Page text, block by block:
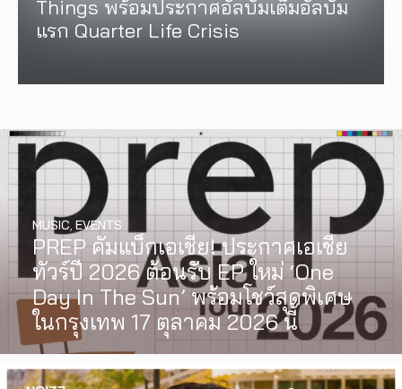
Things พร้อมประกาศอัลบั้มเต็มอัลบั้ม
แรก Quarter Life Crisis
PREP คัมแบ็กเอเชีย! ประกาศเอเชีย
ทัวร์ปี 2026 ต้อนรับ EP ใหม่ ‘One
Day In The Sun’ พร้อมโชว์สุดพิเศษ
ในกรุงเทพ 17 ตุลาคม 2026 นี้
MUSIC EVENTS